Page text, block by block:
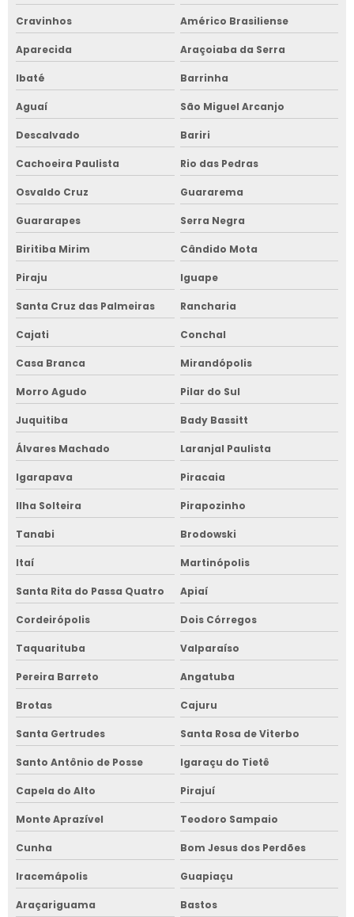
Cravinhos Américo Brasiliense
Aparecida Araçoiaba da Serra
Ibaté Barrinha
Aguaí São Miguel Arcanjo
Descalvado Bariri
Cachoeira Paulista Rio das Pedras
Osvaldo Cruz Guararema
Guararapes Serra Negra
Biritiba Mirim Cândido Mota
Piraju Iguape
Santa Cruz das Palmeiras Rancharia
Cajati Conchal
Casa Branca Mirandópolis
Morro Agudo Pilar do Sul
Juquitiba Bady Bassitt
Álvares Machado Laranjal Paulista
Igarapava Piracaia
Ilha Solteira Pirapozinho
Tanabi Brodowski
Itaí Martinópolis
Santa Rita do Passa Quatro Apiaí
Cordeirópolis Dois Córregos
Taquarituba Valparaíso
Pereira Barreto Angatuba
Brotas Cajuru
Santa Gertrudes Santa Rosa de Viterbo
Santo Antônio de Posse Igaraçu do Tietê
Capela do Alto Pirajuí
Monte Aprazível Teodoro Sampaio
Cunha Bom Jesus dos Perdões
Iracemápolis Guapiaçu
Araçariguama Bastos